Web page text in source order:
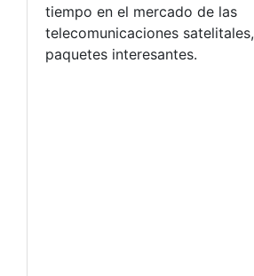
tiempo en el mercado de las
telecomunicaciones
paquetes interesantes.